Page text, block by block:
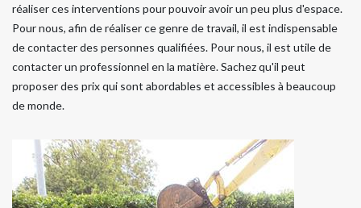
réaliser ces interventions pour pouvoir avoir un peu plus d'espace.
Pour nous, afin de réaliser ce genre de travail, il est indispensable
de contacter des personnes qualifiées. Pour nous, il est utile de
contacter un professionnel en la matière. Sachez qu'il peut
proposer des prix qui sont abordables et accessibles à beaucoup
de monde.